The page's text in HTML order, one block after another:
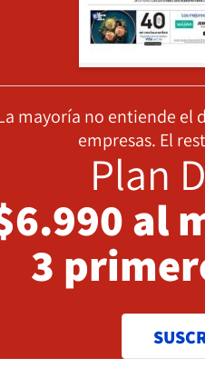
mayoría no entiende el
empresas. El
Plan
al
3